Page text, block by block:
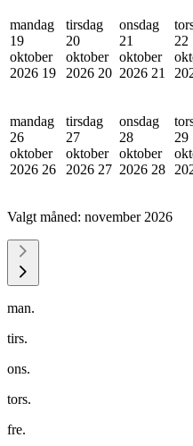
mandag
19
oktober
2026 19
tirsdag
20
oktober
2026 20
onsdag
21
oktober
2026 21
22
mandag
26
oktober
2026 26
tirsdag
27
oktober
2026 27
onsdag
28
oktober
2026 28
29
Valgt måned: november 2026
man.
tirs.
ons.
tors.
fre.